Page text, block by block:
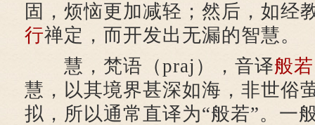
固，烦恼更加减轻；然后，如经
行禅定，而开发出无漏的智慧。
慧，梵语（praj），音译般若
慧，以其境界甚深如海，非世俗
拟，所以通常直译为“般若”。一